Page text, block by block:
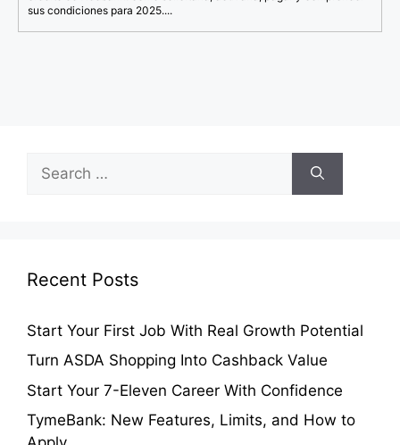
sus condiciones para 2025....
for:
Recent Posts
Start Your First Job With Real Growth Potential
Turn ASDA Shopping Into Cashback Value
Start Your 7-Eleven Career With Confidence
TymeBank: New Features, Limits, and How to